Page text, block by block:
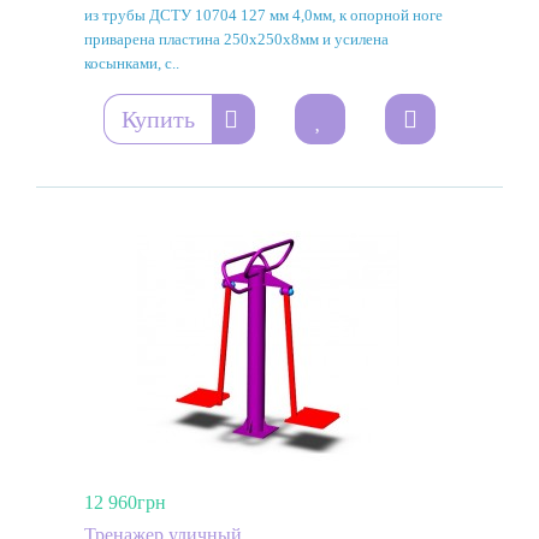
из трубы ДСТУ 10704 127 мм 4,0мм, к опорной ноге
приварена пластина 250х250х8мм и усилена
косынками, с..
Купить
12 960грн
Тренажер уличный